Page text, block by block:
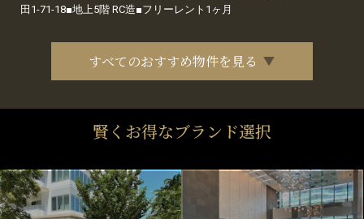
田1-71-18■地上5階 RC造■フリーレント1ヶ月
すべてのおすすめ物件を見る
賢くお得なブランド選択